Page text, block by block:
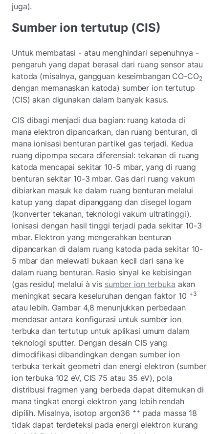
juga).
Sumber ion tertutup (CIS)
Untuk membatasi - atau menghindari sepenuhnya -
pengaruh yang dapat berasal dari ruang sensor atau
katoda (misalnya, gangguan keseimbangan CO-CO2
dengan memanaskan katoda) sumber ion tertutup
(CIS) akan digunakan dalam banyak kasus.
CIS dibagi menjadi dua bagian: ruang katoda di
mana elektron dipancarkan, dan ruang benturan, di
mana ionisasi benturan partikel gas terjadi. Kedua
ruang dipompa secara diferensial: tekanan di ruang
katoda mencapai sekitar 10-5 mbar, yang di ruang
benturan sekitar 10-3 mbar. Gas dari ruang vakum
dibiarkan masuk ke dalam ruang benturan melalui
katup yang dapat dipanggang dan disegel logam
(konverter tekanan, teknologi vakum ultratinggi).
Ionisasi dengan hasil tinggi terjadi pada sekitar 10-3
mbar. Elektron yang mengerahkan benturan
dipancarkan di dalam ruang katoda pada sekitar 10-
5 mbar dan melewati bukaan kecil dari sana ke
dalam ruang benturan. Rasio sinyal ke kebisingan
(gas residu) melalui à vis sumber ion terbuka akan
meningkat secara keseluruhan dengan faktor 10 +3
atau lebih. Gambar 4,8 menunjukkan perbedaan
mendasar antara konfigurasi untuk sumber ion
terbuka dan tertutup untuk aplikasi umum dalam
teknologi sputter. Dengan desain CIS yang
dimodifikasi dibandingkan dengan sumber ion
terbuka terkait geometri dan energi elektron (sumber
ion terbuka 102 eV, CIS 75 atau 35 eV), pola
distribusi fragmen yang berbeda dapat ditemukan di
mana tingkat energi elektron yang lebih rendah
dipilih. Misalnya, isotop argon36 ++ pada massa 18
tidak dapat terdeteksi pada energi elektron kurang